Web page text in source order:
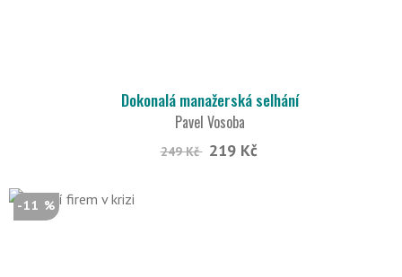
Dokonalá manažerská selhání
Pavel Vosoba
249 Kč 219 Kč
-11 %